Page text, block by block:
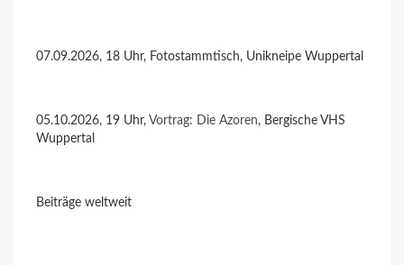
07.09.2026, 18 Uhr, Fotostammtisch, Unikneipe Wuppertal
05.10.2026, 19 Uhr, Vortrag: Die Azoren, Bergische VHS
Wuppertal
Beiträge weltweit